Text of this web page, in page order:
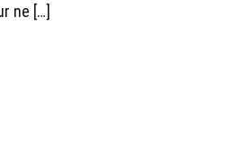
ne […]